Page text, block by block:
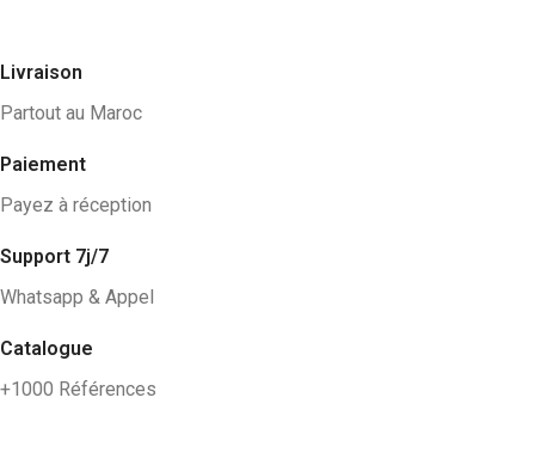
Livraison
Partout au Maroc
Paiement
Payez à réception
Support 7j/7
Whatsapp & Appel
Catalogue
+1000 Références